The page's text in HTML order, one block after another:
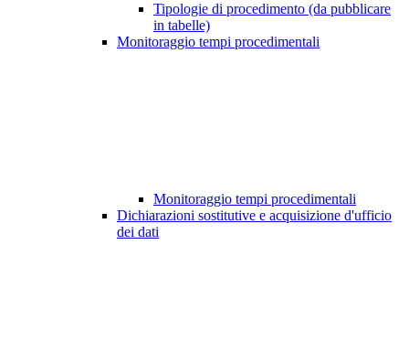
Tipologie di procedimento (da pubblicare
in tabelle)
Monitoraggio tempi procedimentali
Monitoraggio tempi procedimentali
Dichiarazioni sostitutive e acquisizione d'ufficio
dei dati